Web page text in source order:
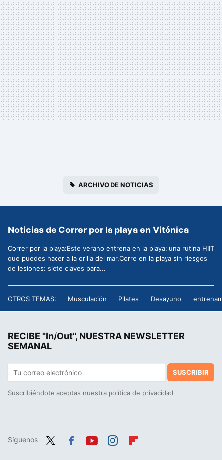
ARCHIVO DE NOTICIAS
Noticias de Correr por la playa en Vitónica
Correr por la playa:Este verano entrena en la playa: una rutina HIIT
que puedes hacer a la orilla del mar.Corre en la playa sin riesgos
de lesiones: siete claves para...
OTROS TEMAS: Musculación Pilates Desayuno
RECIBE "In/Out", NUESTRA NEWSLETTER
SEMANAL
SUSCRIBIR
Suscribiéndote aceptas nuestra política de privacidad
Síguenos